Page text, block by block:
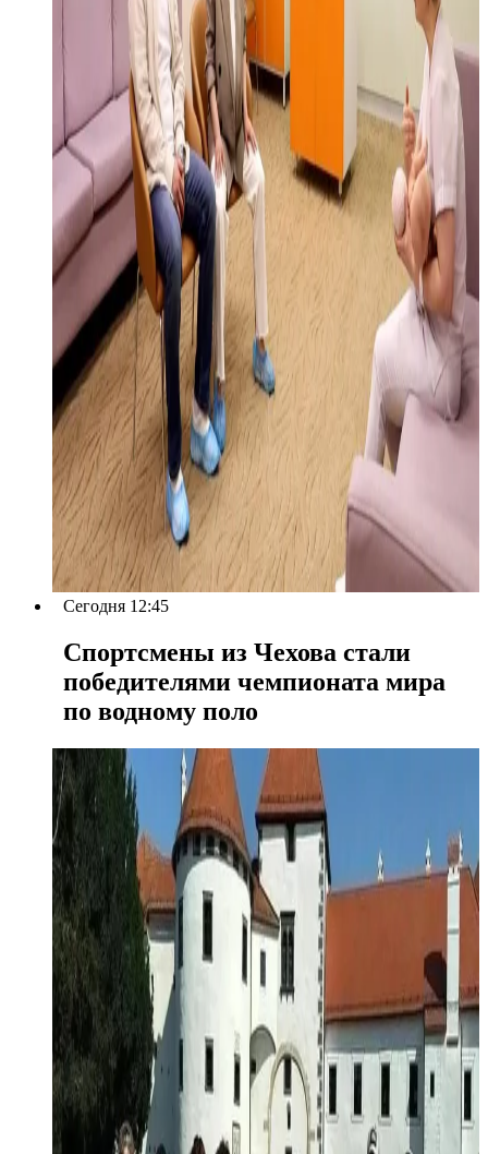
Сегодня 12:45
Спортсмены из Чехова стали
победителями чемпионата мира
по водному поло